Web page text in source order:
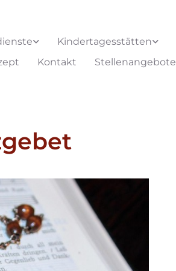
Kindertagesstätten
Kontakt Stellenangebote